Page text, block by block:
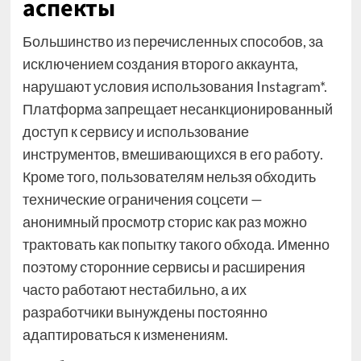
аспекты
Большинство из перечисленных способов, за
исключением создания второго аккаунта,
нарушают условия использования Instagram*.
Платформа запрещает несанкционированный
доступ к сервису и использование
инструментов, вмешивающихся в его работу.
Кроме того, пользователям нельзя обходить
технические ограничения соцсети —
анонимный просмотр сторис как раз можно
трактовать как попытку такого обхода. Именно
поэтому сторонние сервисы и расширения
часто работают нестабильно, а их
разработчики вынуждены постоянно
адаптироваться к изменениям.